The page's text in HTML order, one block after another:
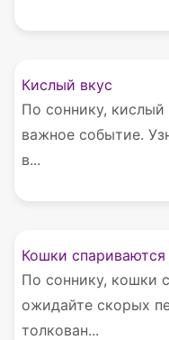
Кислый вкус
По соннику,
важное событие.
в...
Кошки спариваются
По соннику, кошки
ожидайте скорых
толкован...